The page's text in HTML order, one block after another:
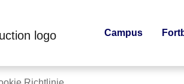
Campus